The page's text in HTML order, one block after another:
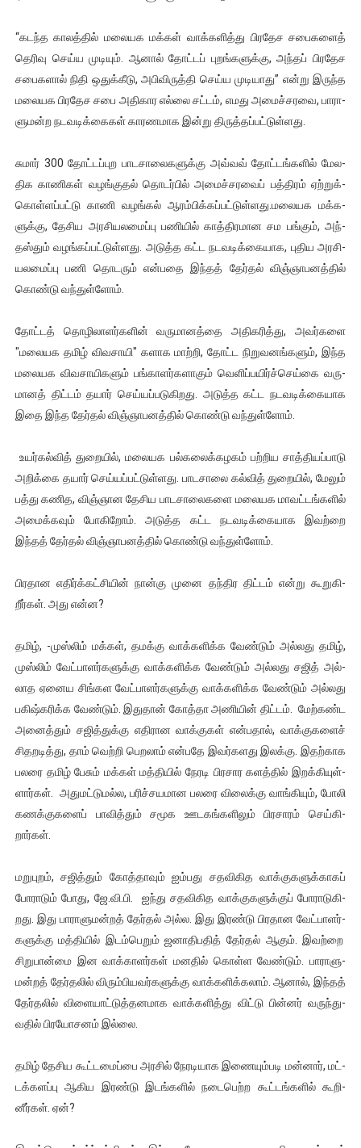
“கடந்த காலத்தில் மலை­யக மக்­கள் வாக்­க­ளித்து பிர­தேச சபை­களைத்
தெரிவு செய்ய முடியும். ஆனால் தோட்டப் புறங்­க­ளுக்கு, அந்தப் பிர­தேச
சபை­களால் நிதி ஒதுக்­கீடு, அபி­வி­ருத்தி செய்ய முடி­யாது” என்று இருந்த
மலை­யக பிர­தேச சபை அதி­கார எல்லை சட்டம், எமது அமைச்­ச­ரவை, பாரா­
ளு­மன்ற நட­வ­டிக்­கைகள் கார­ண­மாக இன்று திருத்­தப்­பட்­டுள்­ளது.
சுமார் 300 தோட்­டப்­புற பாட­சா­லை­க­ளுக்கு அவ்வவ் தோட்­டங்­களில் மேல­
திக காணிகள் வழங்­குதல் தொடர்பில் அமைச்­ச­ரவைப் பத்­திரம் ஏற்­றுக்­
கொள்­ளப்­பட்டு காணி வழங்கல் ஆரம்­பிக்­கப்­பட்­டுள்­ளது.மலை­யக மக்­க­
ளுக்கு, தேசிய அர­சி­ய­ல­மைப்பு பணியில் காத்­தி­ர­மான சம பங்கும், அந்­
தஸ்தும் வழங்­கப்­பட்­டுள்­ளது. அடுத்த கட்ட நட­வ­டிக்­கை­யாக, புதிய அர­சி­
ய­ல­மைப்பு பணி தொடரும் என்­பதை இந்தத் தேர்தல் விஞ்­ஞா­ப­னத்தில்
கொண்டு வந்­துள்ளோம்.
தோட்டத் தொழி­லா­ளர்­களின் வரு­மா­னத்தை அதி­க­ரித்து, அவர்­களை
"மலை­யக தமிழ் விவ­சாயி" களாக மாற்றி, தோட்ட நிறு­வ­னங்­களும், இந்த
மலை­யக விவ­சா­யி­களும் பங்­கா­ளர்­க­ளாகும் வெளிப்­ப­யிர்ச்­செய்கை வரு­
மானத் திட்டம் தயார் செய்­யப்­ப­டு­கி­றது. அடுத்த கட்ட நட­வ­டிக்­கை­யாக
இதை இந்த தேர்தல் விஞ்­ஞா­ப­னத்தில் கொண்டு வந்­துள்ளோம்.
உயர்­கல்வித் துறையில், மலை­யக பல்­க­லைக்­க­ழகம் பற்­றிய சாத்­தி­யப்­பாடு
அறிக்கை தயார் செய்­யப்­பட்­டுள்­ளது. பாட­சாலை கல்வித் துறையில், மேலும்
பத்து கணித, விஞ்­ஞான தேசிய பாட­சா­லை­களை மலை­யக மாவட்­டங்­களில்
அமைக்­கவும் போகிறோம். அடுத்த கட்ட நட­வ­டிக்­கை­யாக இவற்றை
இந்தத் தேர்தல் விஞ்­ஞா­ப­னத்தில் கொண்டு வந்­துள்ளோம்.
பிர­தான எதிர்க்­கட்­சியின் நான்கு முனை தந்­திர திட்டம் என்று கூறு­கி­
றீர்கள். அது என்ன?
தமிழ், -­முஸ்லிம் மக்கள், தமக்கு வாக்­க­ளிக்க வேண்டும் அல்­லது தமிழ்,
முஸ்லிம் வேட்­பா­ளர்­க­ளுக்கு வாக்­க­ளிக்க வேண்டும் அல்­லது சஜித் அல்­
லாத ஏனைய சிங்­கள வேட்­பா­ளர்­க­ளுக்கு வாக்­க­ளிக்க வேண்டும் அல்­லது
பகிஷ்­க­ரிக்க வேண்டும். இதுதான் கோத்தா அணியின் திட்டம். மேற்­கண்ட
அனைத்தும் சஜித்­துக்கு எதி­ரான வாக்­குகள் என்­பதால், வாக்­கு­களைச்
சித­ற­டித்து, தாம் வெற்றி பெறலாம் என்­பதே இவர்­க­ளது இலக்கு. இதற்­காக
பலரை தமிழ் பேசும் மக்கள் மத்­தியில் நேரடி பிர­சார களத்தில் இறக்­கி­யுள்­
ளார்கள். அது­மட்­டு­மல்ல, பரிச்­ச­ய­மான பலரை விலைக்கு வாங்­கியும், போலி
கணக்­கு­களைப் பாவித்தும் சமூக ஊட­கங்­க­ளிலும் பிர­சாரம் செய்­கி­
றார்கள்.
மறு­புறம், சஜித்தும் கோத்­தாவும் ஐம்­பது சத­வி­கித வாக்­கு­க­ளுக்­காகப்
போராடும் போது, ஜே.வி.பி. ஐந்து சத­வி­கித வாக்­கு­க­ளுக்குப் போரா­டு­கி­
றது. இது பாரா­ளு­மன்றத் தேர்தல் அல்ல. இது இரண்டு பிர­தான வேட்­பா­ளர்­
க­ளுக்கு மத்­தியில் இடம்­பெறும் ஜனா­தி­பதித் தேர்தல் ஆகும். இவற்றை
சிறு­பான்மை இன வாக்­கா­ளர்கள் மனதில் கொள்ள வேண்டும். பாரா­ளு­
மன்றத் தேர்­தலில் விரும்­பி­ய­வர்­க­ளுக்கு வாக்­க­ளிக்­கலாம். ஆனால், இந்தத்
தேர்­தலில் விளை­யாட்­டுத்­த­ன­மாக வாக்­க­ளித்து விட்டு பின்னர் வருந்­து­
வதில் பிர­யோ­சனம் இல்லை.
தமிழ் தேசிய கூட்­ட­மைப்பை அரசில் நேர­டி­யாக இணை­யும்­படி மன்னார், மட்­
டக்­க­ளப்பு ஆகிய இரண்டு இடங்­களில் நடை­பெற்ற கூட்­டங்­களில் கூறி­
னீர்கள். ஏன்?